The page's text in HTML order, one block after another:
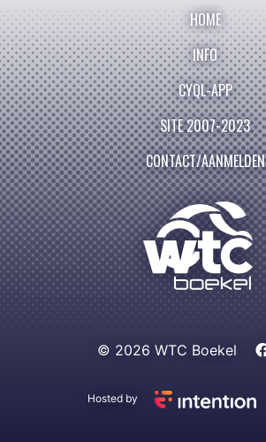
HOME
INFO
CYQL-APP
SITE 2007-2023
CONTACT/AANMELDEN
© 2026 WTC Boekel
Hosted by